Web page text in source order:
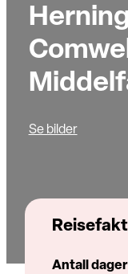
Herning
Se bilder
Antall dager